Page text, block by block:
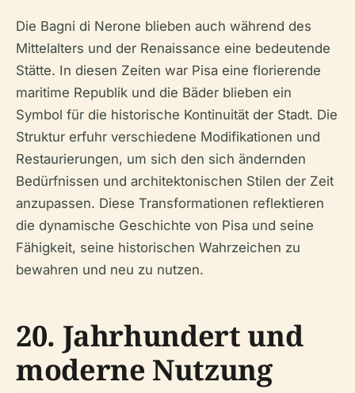
Die Bagni di Nerone blieben auch während des
Mittelalters und der Renaissance eine bedeutende
Stätte. In diesen Zeiten war Pisa eine florierende
maritime Republik und die Bäder blieben ein
Symbol für die historische Kontinuität der Stadt. Die
Struktur erfuhr verschiedene Modifikationen und
Restaurierungen, um sich den sich ändernden
Bedürfnissen und architektonischen Stilen der Zeit
anzupassen. Diese Transformationen reflektieren
die dynamische Geschichte von Pisa und seine
Fähigkeit, seine historischen Wahrzeichen zu
bewahren und neu zu nutzen.
20. Jahrhundert und
moderne Nutzung